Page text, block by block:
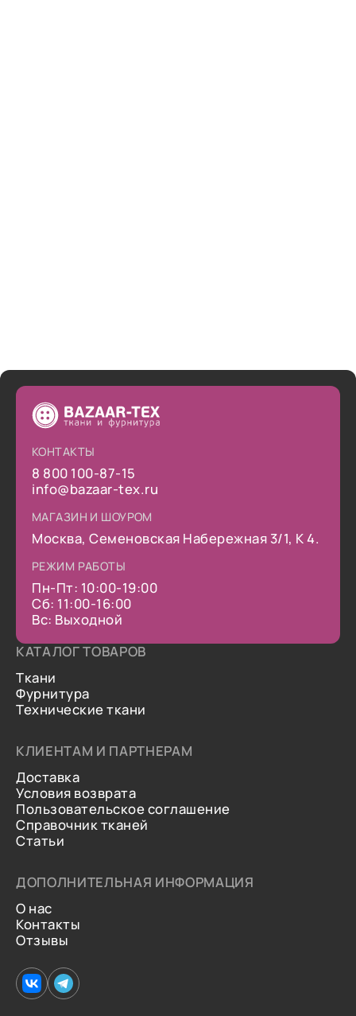
КОНТАКТЫ
8 800 100-87-15
info@bazaar-tex.ru
МАГАЗИН И ШОУРОМ
Москва, Семеновская Набережная 3/1, К 4.
РЕЖИМ РАБОТЫ
Пн-Пт: 10:00-19:00
Сб: 11:00-16:00
Вс: Выходной
КАТАЛОГ ТОВАРОВ
Ткани
Фурнитура
Технические ткани
КЛИЕНТАМ И ПАРТНЕРАМ
Доставка
Условия возврата
Пользовательское соглашение
Справочник тканей
Статьи
ДОПОЛНИТЕЛЬНАЯ ИНФОРМАЦИЯ
О нас
Контакты
Отзывы